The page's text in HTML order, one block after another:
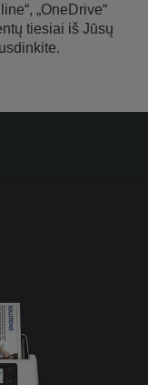
„OneDrive“
tiesiai iš Jūsų